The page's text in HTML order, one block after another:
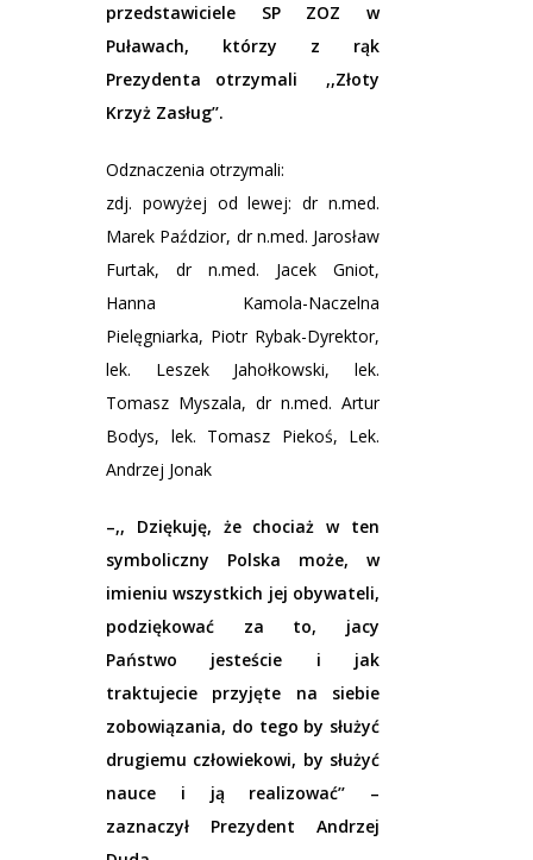
przedstawiciele SP ZOZ w
Puławach, którzy z rąk
Prezydenta otrzymali ,,Złoty
Krzyż Zasług’’.
Odznaczenia otrzymali:
zdj. powyżej od lewej: dr n.med.
Marek Paździor, dr n.med. Jarosław
Furtak, dr n.med. Jacek Gniot,
Hanna Kamola-Naczelna
Pielęgniarka, Piotr Rybak-Dyrektor,
lek. Leszek Jahołkowski, lek.
Tomasz Myszala, dr n.med. Artur
Bodys, lek. Tomasz Piekoś, Lek.
Andrzej Jonak
–,, Dziękuję, że chociaż w ten
symboliczny Polska może, w
imieniu wszystkich jej obywateli,
podziękować za to, jacy
Państwo jesteście i jak
traktujecie przyjęte na siebie
zobowiązania, do tego by służyć
drugiemu człowiekowi, by służyć
nauce i ją realizować’’ –
zaznaczył Prezydent Andrzej